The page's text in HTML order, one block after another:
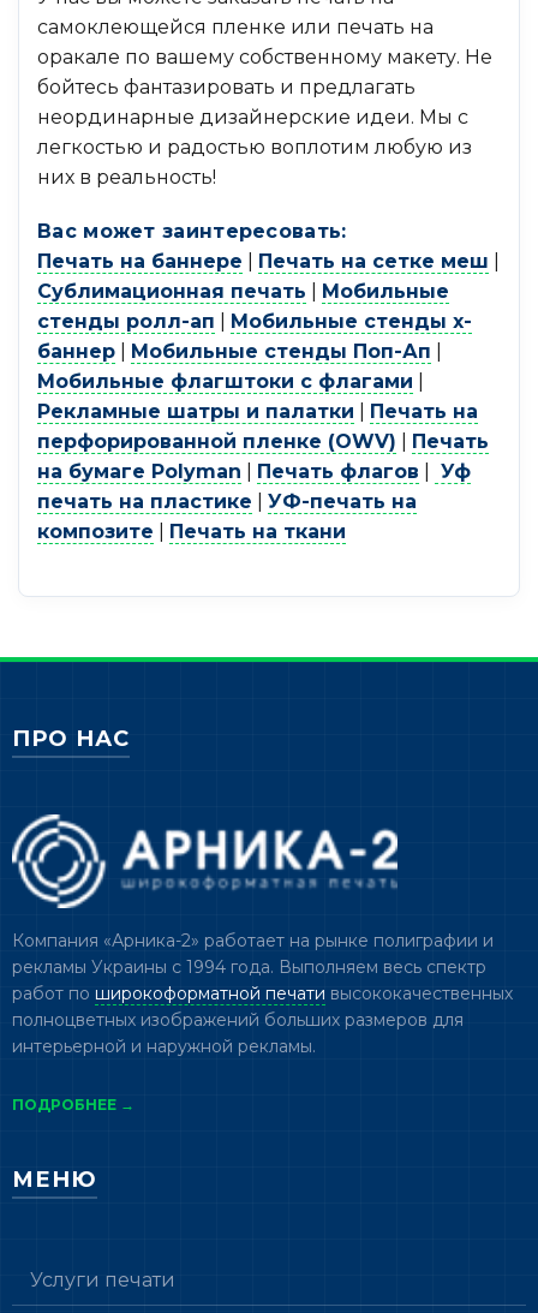
самоклеющейся пленке или печать на
оракале по вашему собственному макету. Не
бойтесь фантазировать и предлагать
неординарные дизайнерские идеи. Мы с
легкостью и радостью воплотим любую из
них в реальность!
Вас может заинтересовать:
Печать на баннере
Печать на сетке меш
Сублимационная печать
Мобильные
стенды ролл-ап
Мобильные стенды х-
баннер
Мобильные стенды Поп-Ап
Мобильные флагштоки с флагами
Рекламные шатры и палатки
Печать на
перфорированной пленке (OWV)
Печать
на бумаге Polyman
Печать флагов
Уф
печать на пластике
УФ-печать на
композите
Печать на ткани
ПРО НАС
Компания «Арника-2» работает на рынке полиграфии и
рекламы Украины с 1994 года. Выполняем весь спектр
работ по широкоформатной печати высококачественных
полноцветных изображений больших размеров для
интерьерной и наружной рекламы.
ПОДРОБНЕЕ →
МЕНЮ
Услуги печати